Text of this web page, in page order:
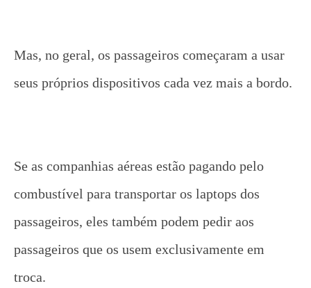
Mas, no geral, os passageiros começaram a usar
seus próprios dispositivos cada vez mais a bordo.
Se as companhias aéreas estão pagando pelo
combustível para transportar os laptops dos
passageiros, eles também podem pedir aos
passageiros que os usem exclusivamente em
troca.